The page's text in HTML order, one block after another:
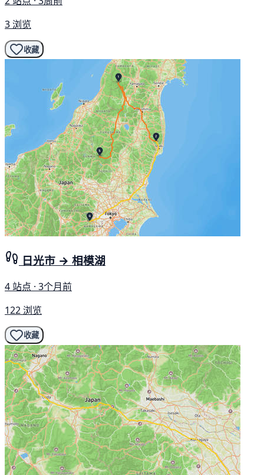
3 浏览
收藏
日光市 → 相模湖
4 站点 · 3个月前
122 浏览
收藏